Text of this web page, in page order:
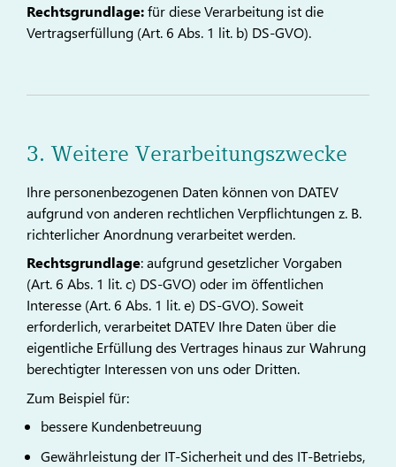
Rechtsgrundlage:für diese Verarbeitung ist die
Vertragserfüllung (Art. 6 Abs. 1 lit. b) DS-GVO).
3. Weitere Verarbeitungszwecke
Ihre personenbezogenen Daten können von DATEV
aufgrund von anderen rechtlichen Verpflichtungen z. B.
richterlicher Anordnung verarbeitet werden.
Rechtsgrundlage: aufgrund gesetzlicher Vorgaben
(Art. 6 Abs. 1 lit. c) DS-GVO) oder im öffentlichen
Interesse (Art. 6 Abs. 1 lit. e) DS-GVO). Soweit
erforderlich, verarbeitet DATEV Ihre Daten über die
eigentliche Erfüllung des Vertrages hinaus zur Wahrung
berechtigter Interessen von uns oder Dritten.
Zum Beispiel für:
bessere Kundenbetreuung
Gewährleistung der IT-Sicherheit und des IT-Betriebs,